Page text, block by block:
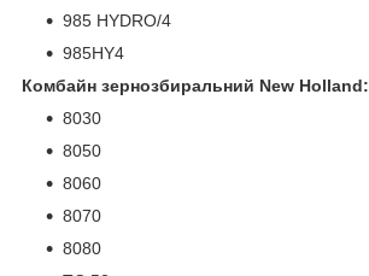
985 HYDRO/4
985HY4
Комбайн зернозбиральний New Holland:
8030
8050
8060
8070
8080